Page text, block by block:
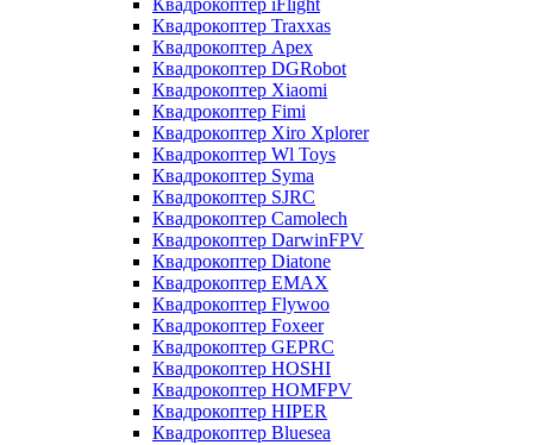
Квадрокоптер iFlight
Квадрокоптер Traxxas
Квадрокоптер Apex
Квадрокоптер DGRobot
Квадрокоптер Xiaomi
Квадрокоптер Fimi
Квадрокоптер Xiro Xplorer
Квадрокоптер Wl Toys
Квадрокоптер Syma
Квадрокоптер SJRC
Квадрокоптер Camolech
Квадрокоптер DarwinFPV
Квадрокоптер Diatone
Квадрокоптер EMAX
Квадрокоптер Flywoo
Квадрокоптер Foxeer
Квадрокоптер GEPRC
Квадрокоптер HOSHI
Квадрокоптер HOMFPV
Квадрокоптер HIPER
Квадрокоптер Bluesea